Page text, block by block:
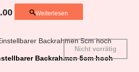
Weiterlesen
Backrahmen 5cm hoch
Nicht vorrätig